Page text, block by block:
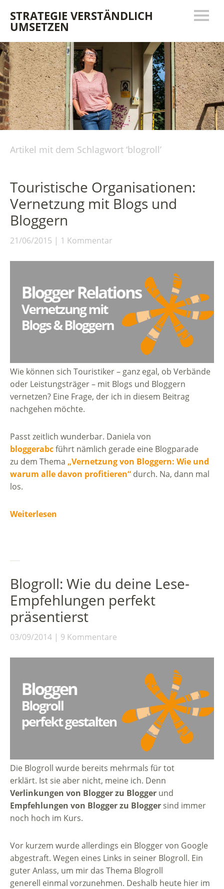
STRATEGIE VERSTÄNDLICH
UMSETZEN
Artikel mit dem Schlagwort ‘blogroll’
Touristische Organisationen:
Vernetzung mit Blogs und
Bloggern
21/06/2015 1 Kommentar
Wie können sich Touristiker – ganz egal, ob Verbände
oder Leistungsträger – mit Blogs und Bloggern
vernetzen? Eine Frage, der ich in diesem Beitrag
nachgehen möchte.
Passt zeitlich wunderbar. Daniela von
bloggerabcführt nämlich gerade eine Blogparade
zu dem Thema „Vernetzung von Bloggern: Wie und
warum alle davon profitieren“ durch. Na, dann mal
los.
Weiterlesen
Blogroll: Wie du deine Lese-
Empfehlungen perfekt
präsentierst
03/09/2014 9 Kommentare
Die Blogroll wurde bereits mehrmals für tot
erklärt. Ist sie aber nicht, meine ich. Denn
Verlinkungen von Blogger zu Blogger und
Empfehlungen von Blogger zu Blogger sind immer
noch hoch im Kurs.
Vor kurzem wurde allerdings ein Blogger von Google
abgestraft. Wegen eines Links in seiner Blogroll. Ein
guter Anlass, um mir das Thema Blogroll
generell einmal vorzunehmen. Deshalb heute hier im